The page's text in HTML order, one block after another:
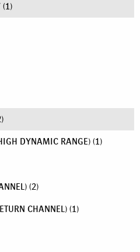
(1)
DYNAMIC RANGE) (1)
(2)
CHANNEL) (1)